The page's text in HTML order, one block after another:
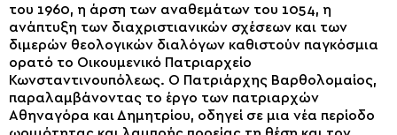
του 1960, η άρση των αναθεμάτων του 1054, η
ανάπτυξη των διαχριστιανικών σχέσεων και των
διμερών θεολογικών διαλόγων καθιστούν παγκόσμια
ορατό το Οικουμενικό Πατριαρχείο
Κωνσταντινουπόλεως. Ο Πατριάρχης Βαρθολομαίος,
παραλαμβάνοντας το έργο των πατριαρχών
Αθηναγόρα και Δημητρίου, οδηγεί σε μια νέα περίοδο